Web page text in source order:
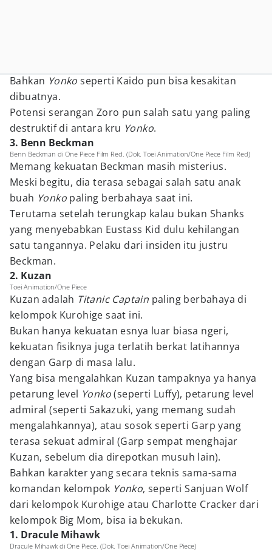
Bahkan Yonkoseperti Kaido pun bisa kesakitan
dibuatnya.
Potensi serangan Zoro pun salah satu yang paling
destruktif di antara kru Yonko.
3. Benn Beckman
Benn Beckman di One Piece Film Red. (Dok. Toei Animation/One Piece Film Red)
Memang kekuatan Beckman masih misterius.
Meski begitu, dia terasa sebagai salah satu anak
buah Yonko paling berbahaya saat ini.
Terutama setelah terungkap kalau bukan Shanks
yang menyebabkan Eustass Kid dulu kehilangan
satu tangannya. Pelaku dari insiden itu justru
Beckman.
2. Kuzan
Toei Animation/One Piece
Kuzan adalah Titanic Captain paling berbahaya di
kelompok Kurohige saat ini.
Bukan hanya kekuatan esnya luar biasa ngeri,
kekuatan fisiknya juga terlatih berkat latihannya
dengan Garp di masa lalu.
Yang bisa mengalahkan Kuzan tampaknya ya hanya
petarung level Yonko(seperti Luffy), petarung level
admiral (seperti Sakazuki, yang memang sudah
mengalahkannya), atau sosok seperti Garp yang
terasa sekuat admiral (Garp sempat menghajar
Kuzan, sebelum dia direpotkan musuh lain).
Bahkan karakter yang secara teknis sama-sama
komandan kelompok Yonko, seperti Sanjuan Wolf
dari kelompok Kurohige atau Charlotte Cracker dari
kelompok Big Mom, bisa ia bekukan.
1. Dracule Mihawk
Dracule Mihawk di One Piece. (Dok. Toei Animation/One Piece)